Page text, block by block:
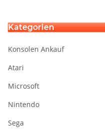
Kategorien
Konsolen Ankauf
Atari
Microsoft
Nintendo
Sega